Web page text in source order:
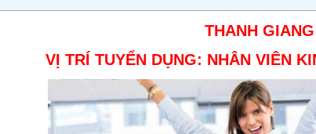
THANH
VỊ TRÍ TUYỂN DỤNG: NHÂN VIÊN